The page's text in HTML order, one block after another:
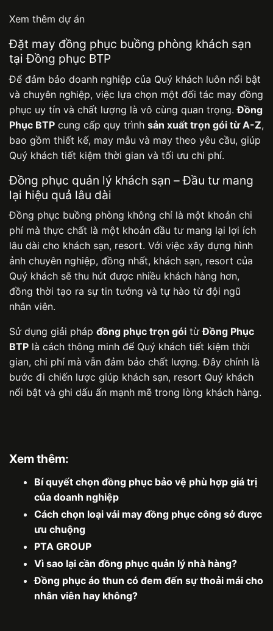
Xem thêm dự án
Đặt may đồng phục buồng phòng khách sạn
tại Đồng phục BTP
Để đảm bảo doanh nghiệp của Quý khách luôn nổi bật
và chuyên nghiệp, việc lựa chọn một đối tác may đồng
phục uy tín và chất lượng là vô cùng quan trọng.Đồng
Phục BTP cung cấp quy trình sản xuất trọn gói từ A-Z,
bao gồm thiết kế, may mẫu và may theo yêu cầu, giúp
Quý khách tiết kiệm thời gian và tối ưu chi phí.
Đồng phục quản lý khách sạn – Đầu tư mang
lại hiệu quả lâu dài
Đồng phục buồng phòng không chỉ là một khoản chi
phí mà thực chất là một khoản đầu tư mang lại lợi ích
lâu dài cho khách sạn, resort. Với việc xây dựng hình
ảnh chuyên nghiệp, đồng nhất, khách sạn, resort của
Quý khách sẽ thu hút được nhiều khách hàng hơn,
đồng thời tạo ra sự tin tưởng và tự hào từ đội ngũ
nhân viên.
Sử dụng giải pháp đồng phục trọn gói từĐồng Phục
BTP là cách thông minh để Quý khách tiết kiệm thời
gian, chi phí mà vẫn đảm bảo chất lượng. Đây chính là
bước đi chiến lược giúp khách sạn, resort Quý khách
nổi bật và ghi dấu ấn mạnh mẽ trong lòng khách hàng.
Xem thêm:
Bí quyết chọn đồng phục bảo vệ phù hợp giá trị
của doanh nghiệp
Cách chọn loại vải may đồng phục công sở được
ưu chuộng
PTA GROUP
Vì sao lại cần đồng phục quản lý nhà hàng?
Đồng phục áo thun có đem đến sự thoải mái cho
nhân viên hay không?